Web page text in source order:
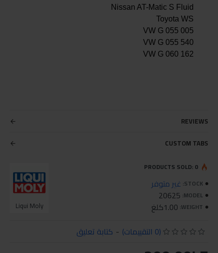
Nissan AT-Matic S Fluid
Toyota WS
VW G 055 005
VW G 055 540
VW G 060 162
REVIEWS
CUSTOM TABS
STOCK: غير متوفر
MODEL:
20625
WEIGHT: 1.00كلغ Liqui Moly
PRODUCTS SOLD: 0
(0 التقييمات) - كتابة تعليق